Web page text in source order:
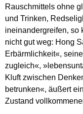
Rauschmittels ohne
und Trinken,
ineinandergreifen, so
nicht gut weg: Hong
Erbärmlichkeit«,
zugleich«,
Kluft zwischen
betrunken«, äußert
Zustand